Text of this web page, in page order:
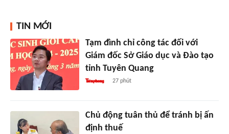
TIN MỚI
Tạm đình chỉ công tác đối với
Giám đốc Sở Giáo dục và Đào tạo
tỉnh Tuyên Quang
27 phút
Chủ động tuân thủ để tránh bị ấn
định thuế